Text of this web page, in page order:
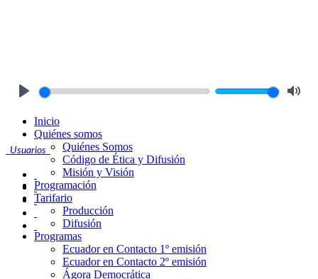
Usuarios
Inicio
Quiénes somos
Quiénes Somos
Código de Ética y Difusión
Misión y Visión
Programación
Tarifario
Producción
Difusión
Programas
Ecuador en Contacto 1º emisión
Ecuador en Contacto 2º emisión
Ágora Democrática